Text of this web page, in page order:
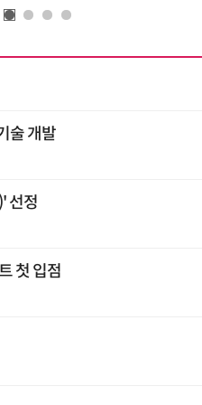
술 개발
선정
첫 입점